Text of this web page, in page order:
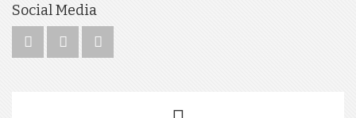
Social Media